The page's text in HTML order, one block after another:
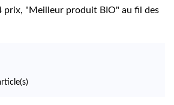
prix, "Meilleur produit BIO" au fil des